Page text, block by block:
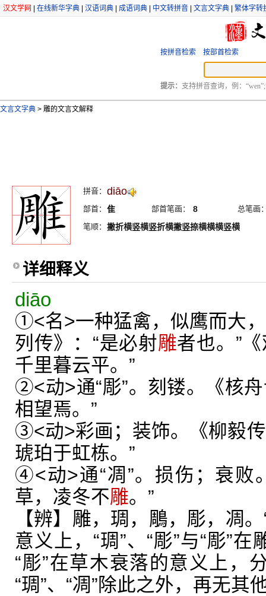
汉文学网 在线新华字典 汉语词典 成语词典 中文转拼音 文言文字典 繁体字转
按拼音检索 按部首检索
提示： 支持拼音查询，例：
文言文字典 > 雕的文言文解释
拼音： diāo
部首： 隹 部首笔画： 8
总笔画
笔顺： 撇折横竖横竖折横撇竖捺横横横竖横
详细释义
diāo
①<名>一种猛禽，似鹰而大
列传》：“是必射雕者也。”
千里暮云平。”
②<动>通“彫”。刻镂。《核
相望焉。”
③<动>彩画；装饰。《柳毅传
琥珀于虹栋。”
④<动>通“凋”。损伤；衰败
草，凌冬不雕。”
【辨】雕，琱，鵰，彫，凋
意义上，“琱”、“彫”与“彫”
“彫”在草木衰落的意义上，
“琱”、“凋”除此之外，再无其